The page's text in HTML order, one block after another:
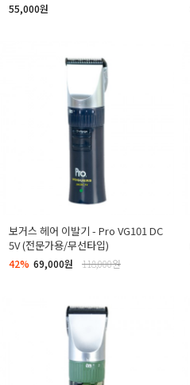
55,000원
보거스 헤어 이발기 - Pro VG101 DC
5V (전문가용/무선타입)
42% 69,000원 118,000원